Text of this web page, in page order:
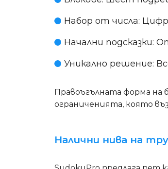
Набор от числа:
Начални подсказки:
Уникално решение:
Правоъгълната форма на
ограниченията, която
Налични нива на